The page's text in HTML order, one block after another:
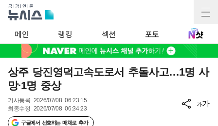
메인 랭킹 섹션 포토
상주 당진영덕고속도로서 추돌사고…1명 사
망·1명 중상
기사등록 2026/07/08 06:23:15
최종수정 2026/07/08 06:34:23
구글에서 선호하는 매체로 추가
가가